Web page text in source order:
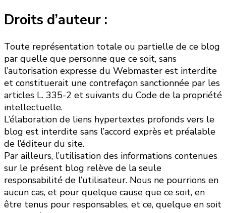
Droits d’auteur :
Toute représentation totale ou partielle de ce blog
par quelle que personne que ce soit, sans
l’autorisation expresse du Webmaster est interdite
et constituerait une contrefaçon sanctionnée par les
articles L. 335-2 et suivants du Code de la propriété
intellectuelle.
L’élaboration de liens hypertextes profonds vers le
blog est interdite sans l’accord exprès et préalable
de l’éditeur du site.
Par ailleurs, l’utilisation des informations contenues
sur le présent blog relève de la seule
responsabilité de l’utilisateur. Nous ne pourrions en
aucun cas, et pour quelque cause que ce soit, en
être tenus pour responsables, et ce, quelque en soit